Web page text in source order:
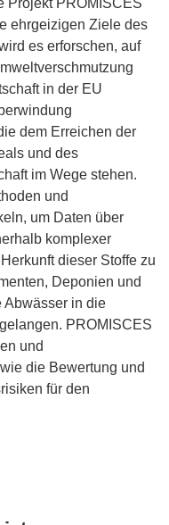
Projekt PROMISCES
ehrgeizigen Ziele des
es erforschen, auf
in der EU
dem Erreichen der
und des
im Wege stehen.
und
um Daten über
komplexer
dieser Stoffe zu
Deponien und
Abwässer in die
PROMISCES
und
die Bewertung und
für den